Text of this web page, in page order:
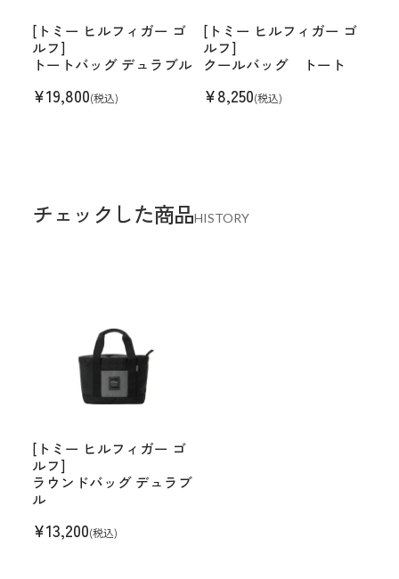
[トミー ヒルフィガー ゴ
ルフ]
トートバッグ デュラブル
¥19,800(税込)
[トミー ヒルフィガー ゴ
ルフ]
クールバッグ トート
¥8,250(税込)
チェックした商品HISTORY
[トミー ヒルフィガー ゴ
ルフ]
ラウンドバッグ デュラブ
ル
¥13,200(税込)